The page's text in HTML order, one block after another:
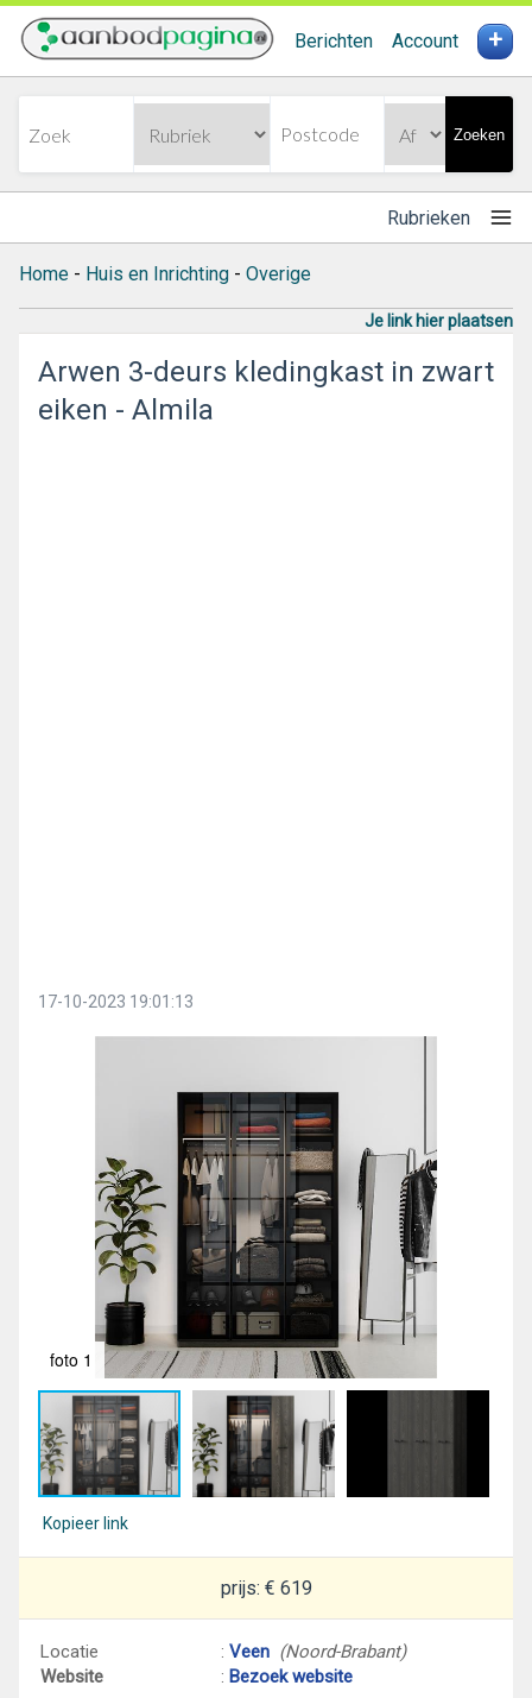
Berichten Account +
Zoeken
Rubrieken
Home - Huis en Inrichting - Overige
Je link hier plaatsen
Arwen 3-deurs kledingkast in zwart
eiken - Almila
17-10-2023 19:01:13
foto 1
Kopieer link
prijs: € 619
Locatie : Veen (Noord-Brabant)
Website
: Bezoek website